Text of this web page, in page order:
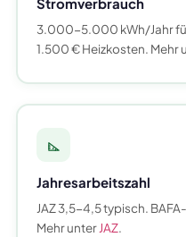
3.000-5.000 kWh/Jahr
1.500 € Heizkosten. Mehr
Jahresarbeitszahl
JAZ 3,5-4,5 typisch.
Mehr unterJAZ.